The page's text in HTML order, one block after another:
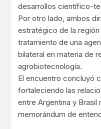
desarrollos científico-
Por otro lado, ambos
estratégico de la
tratamiento de una
bilateral en materia de
agrobiotecnología.
El encuentro concluyó
fortaleciendo las
entre Argentina y
memorándum de